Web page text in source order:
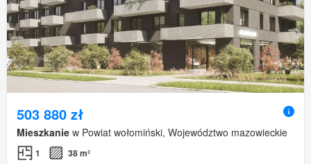
503 880 zł
Mieszkanie w Powiat wołomiński, Województwo mazowieckie
1 38 m²